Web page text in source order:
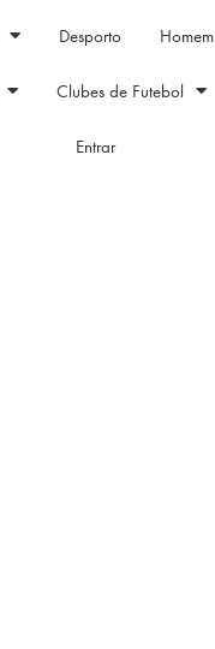
Desporto Homem
Clubes de Futebol
Entrar